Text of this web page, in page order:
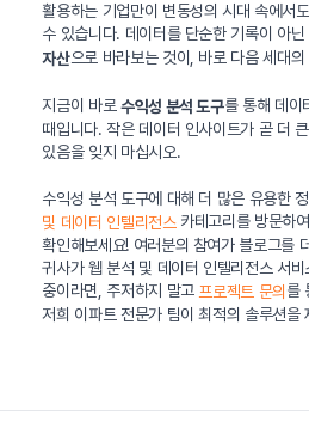
활용하는 기업만이 변동성의 시대 속에서
수 있습니다. 데이터를 단순한 기록이 아닌
자산으로 바라보는 것이, 바로 다음 세대
지금이 바로 수익성 분석 도구를 통해 데이
때입니다. 작은 데이터 인사이트가 곧 더
있음을 잊지 마십시오.
수익성 분석 도구에 대해 더 많은 유용한
및 데이터 인텔리전스카테고리를 방문하
확인해보세요! 여러분의 참여가 블로그를
귀사가 웹 분석 및 데이터 인텔리전스 서
중이라면, 주저하지 말고 프로젝트 문의 를
저희 이파트 전문가 팀이 최적의 솔루션을